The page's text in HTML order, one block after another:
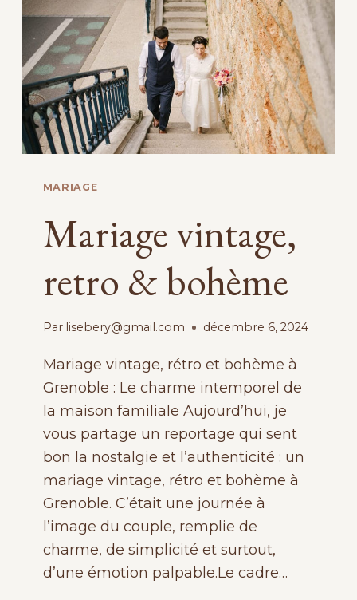
MARIAGE
Mariage vintage,
retro & bohème
Par lisebery@gmail.com décembre 6, 2024
Mariage vintage, rétro et bohème à
Grenoble : Le charme intemporel de
la maison familiale Aujourd’hui, je
vous partage un reportage qui sent
bon la nostalgie et l’authenticité : un
mariage vintage, rétro et bohème à
Grenoble. C’était une journée à
l’image du couple, remplie de
charme, de simplicité et surtout,
d’une émotion palpable.Le cadre…